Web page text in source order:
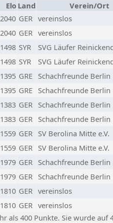
Elo Land
Verein/Ort
2040 GER vereinslos
2040 GER vereinslos
1498 SYR
SVG Läufer
1498 SYR
SVG Läufer
1395 GRE Schachfreunde Berlin
1395 GRE Schachfreunde Berlin
1383 GER Schachfreunde Berlin
1383 GER Schachfreunde Berlin
1559 GER SV Berolina Mitte e.V.
1559 GER SV Berolina Mitte e.V.
1979 GER Schachfreunde Berlin
1979 GER Schachfreunde Berlin
1810 GER vereinslos
1810 GER vereinslos
als 400 Punkte. Sie wurde auf